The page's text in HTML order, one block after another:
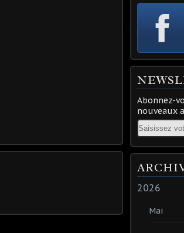
Abonnez-
nouveaux
Email
2026
Mai